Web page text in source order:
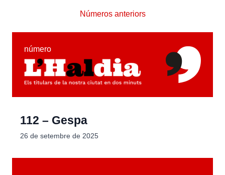
Números anteriors
número
112 – Gespa
26 de setembre de 2025